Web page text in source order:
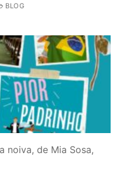
BLOG
noiva, de Mia Sosa,